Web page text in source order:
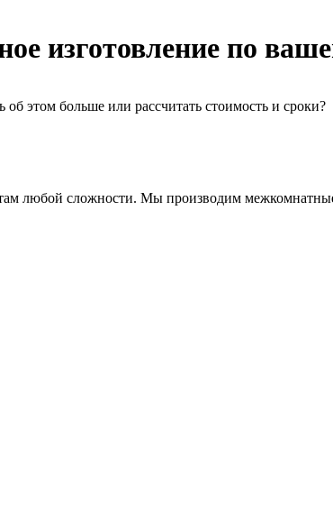
изготовление по
об этом больше или рассчитать стоимость и сроки?
любой сложности. Мы производим